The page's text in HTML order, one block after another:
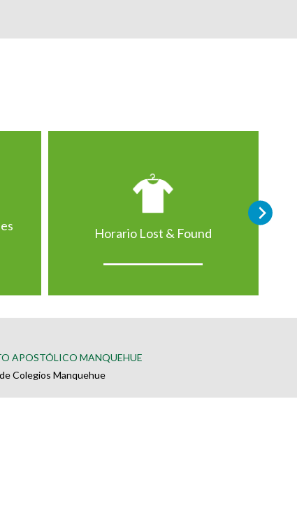
Horario Lost & Found
APOSTÓLICO MANQUEHUE
Colegios Manquehue